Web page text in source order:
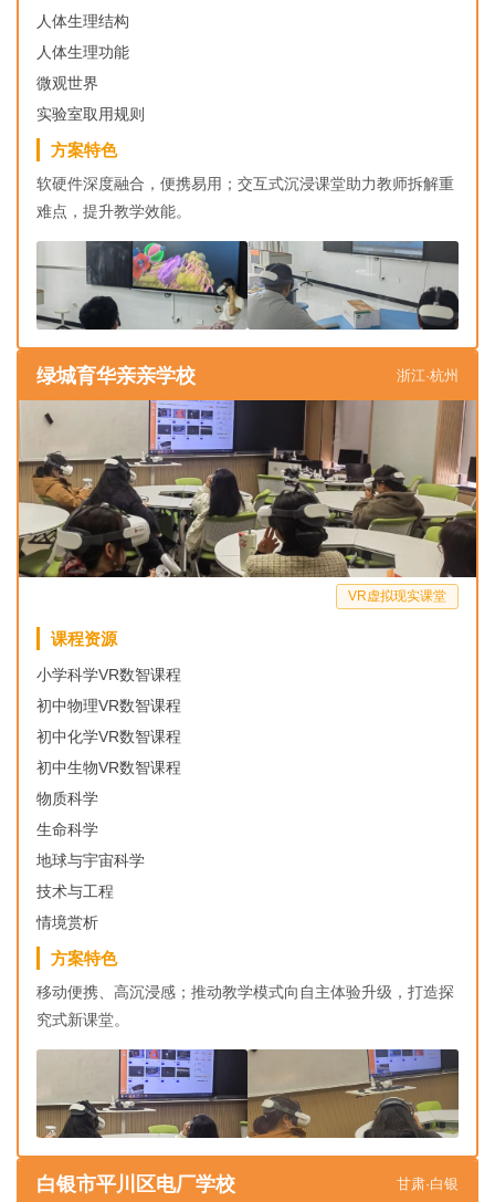
人体生理结构
人体生理功能
微观世界
实验室取用规则
方案特色
软硬件深度融合，便携易用；交互式沉浸课堂助力教师拆解重
难点，提升教学效能。
绿城育华亲亲学校 浙江·杭州
VR虚拟现实课堂
课程资源
小学科学VR数智课程
初中物理VR数智课程
初中化学VR数智课程
初中生物VR数智课程
物质科学
生命科学
地球与宇宙科学
技术与工程
情境赏析
方案特色
移动便携、高沉浸感；推动教学模式向自主体验升级，打造探
究式新课堂。
白银市平川区电厂学校 甘肃·白银